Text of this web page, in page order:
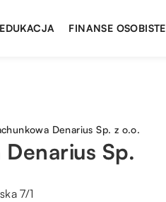
EDUKACJA FINANSE OSOBISTE
Denarius Sp. z o.o.
Sp.
7/1